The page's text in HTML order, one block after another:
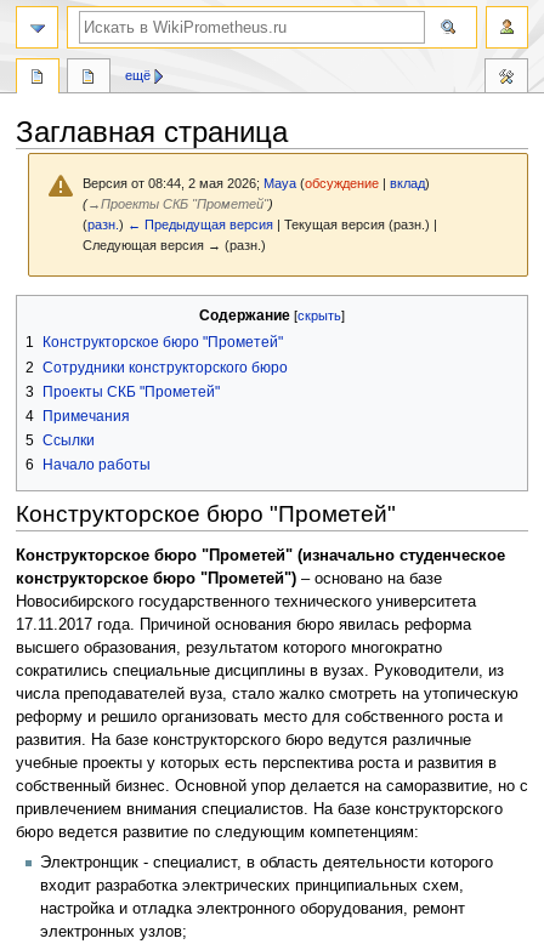
Заглавная страница
Версия от 08:44, 2 мая 2026;Maya (обсуждение |вклад)
(→Проекты СКБ "Прометей")
(разн.) ← Предыдущая версия | Текущая версия (разн.) |
Следующая версия → (разн.)
навигации
поиску
Содержание
1
Конструкторское бюро "Прометей"
2 Сотрудники конструкторского бюро
3 Проекты СКБ "Прометей"
4
Примечания
5 Ссылки
6
Начало работы
Конструкторское бюро "Прометей"
Конструкторское бюро "Прометей" (изначально студенческое
конструкторское бюро "Прометей")– основано на базе
Новосибирского государственного технического университета
17.11.2017 года. Причиной основания бюро явилась реформа
высшего образования, результатом которого многократно
сократились специальные дисциплины в вузах. Руководители, из
числа преподавателей вуза, стало жалко смотреть на утопическую
реформу и решило организовать место для собственного роста и
развития. На базе конструкторского бюро ведутся различные
учебные проекты у которых есть перспектива роста и развития в
собственный бизнес. Основной упор делается на саморазвитие, но с
привлечением внимания специалистов. На базе конструкторского
бюро ведется развитие по следующим компетенциям:
Электронщик - специалист, в область деятельности которого
входит разработка электрических принципиальных схем,
настройка и отладка электронного оборудования, ремонт
электронных узлов;
ещё
поиск